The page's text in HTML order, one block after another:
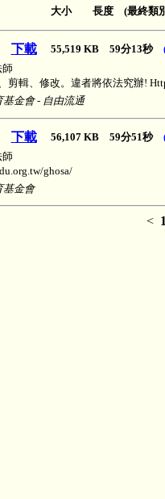
大小 長度 (最終類
下載 55,519 KB 59分13秒
師
剪輯、修改。違者將依法究辦!
金會 - 自由流通
下載 56,107 KB 59分51秒
師
ghosa/
基金會
<